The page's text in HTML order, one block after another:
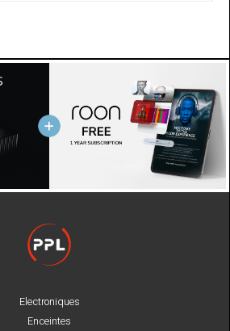
Electroniques
Enceintes